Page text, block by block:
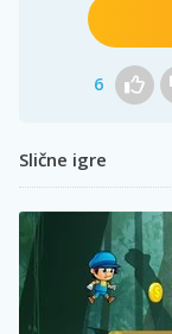
6
Slične igre